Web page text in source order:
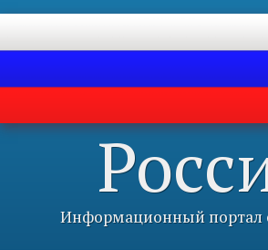
Информационный портал